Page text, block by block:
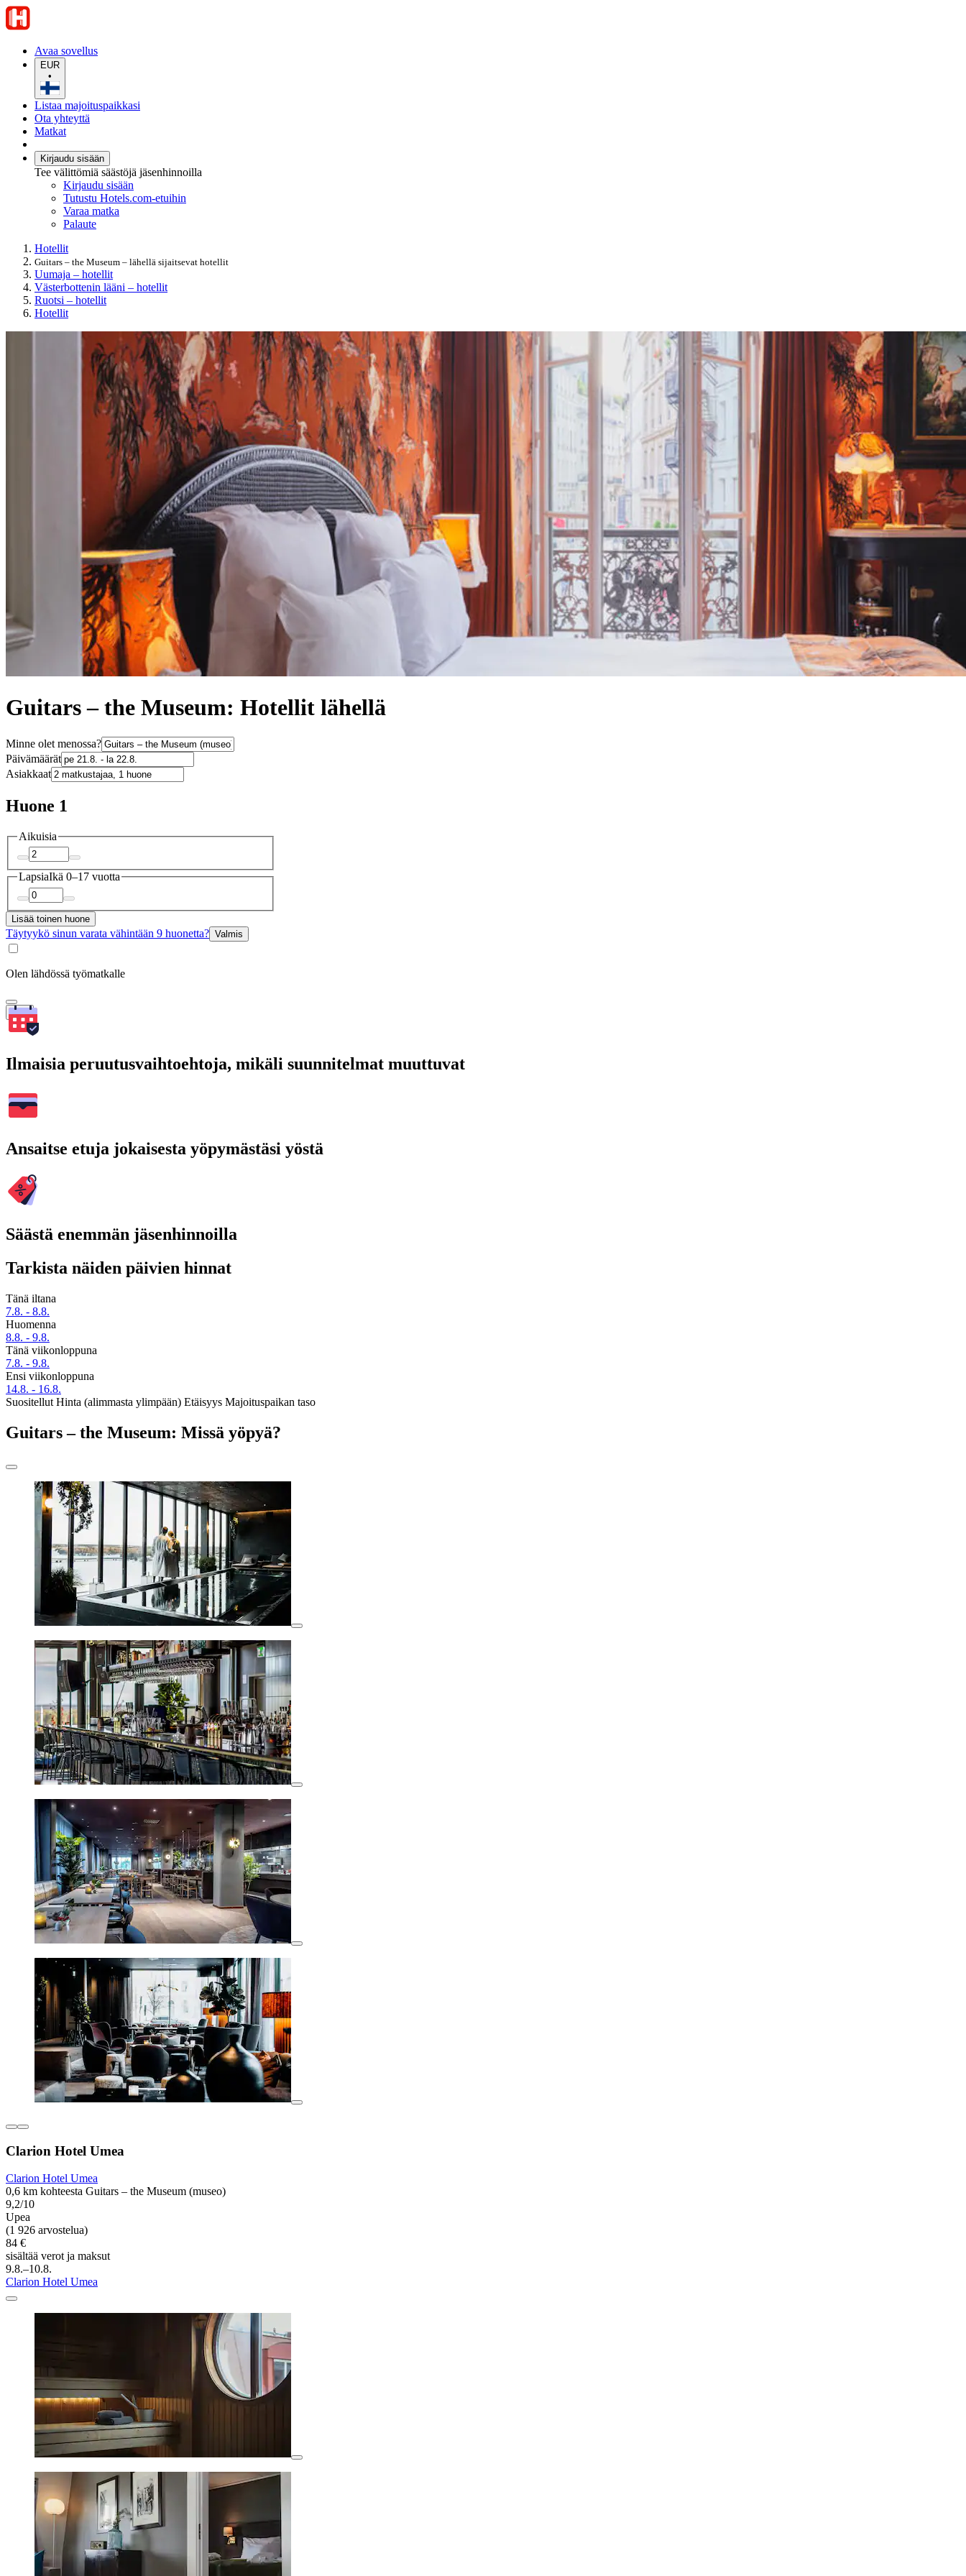
Avaa sovellus
EUR
•
Listaa majoituspaikkasi
Ota yhteyttä
Matkat
Kirjaudu sisään
Tee välittömiä säästöjä jäsenhinnoilla
Kirjaudu sisään
Tutustu Hotels.com-etuihin
Varaa matka
Palaute
Hotellit
Guitars – the Museum – lähellä sijaitsevat hotellit
Uumaja – hotellit
Västerbottenin lääni – hotellit
Ruotsi – hotellit
Hotellit
Guitars – the Museum: Hotellit lähellä
Minne olet menossa?
Päivämäärät
Asiakkaat
Huone 1
Aikuisia
LapsiaIkä 0–17 vuotta
Lisää toinen huone
Täytyykö sinun varata vähintään 9 huonetta? Valmis
Olen lähdössä työmatkalle
Hae
Ilmaisia peruutusvaihtoehtoja, mikäli suunnitelmat muuttuvat
Ansaitse etuja jokaisesta yöpymästäsi yöstä
Säästä enemmän jäsenhinnoilla
Tarkista näiden päivien hinnat
Tänä iltana
7.8. - 8.8.
Huomenna
8.8. - 9.8.
Tänä viikonloppuna
7.8. - 9.8.
Ensi viikonloppuna
14.8. - 16.8.
Suositellut Hinta (alimmasta ylimpään) Etäisyys Majoituspaikan taso
Guitars – the Museum: Missä yöpyä?
Clarion Hotel Umea
Clarion Hotel Umea
0,6 km kohteesta Guitars – the Museum (museo)
9,2/10
Upea
(1 926 arvostelua)
84 €
sisältää verot ja maksut
9.8.–10.8.
Clarion Hotel Umea